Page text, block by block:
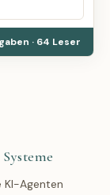
KI-Agenten
· 64 Leser